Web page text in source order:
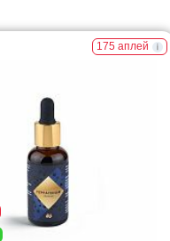
175 аплей